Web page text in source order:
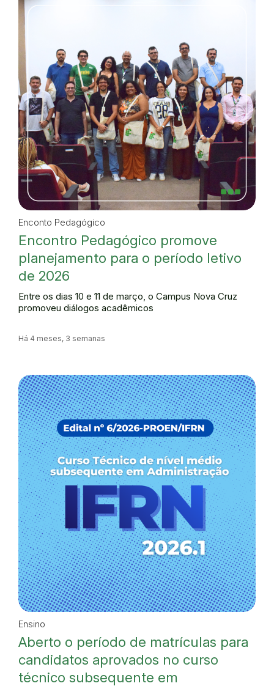
Enconto Pedagógico
Encontro Pedagógico promove
planejamento para o período letivo
de 2026
Entre os dias 10 e 11 de março, o Campus Nova Cruz
promoveu diálogos acadêmicos
Há 4 meses, 3 semanas
Ensino
Aberto o período de matrículas para
candidatos aprovados no curso
técnico subsequente em